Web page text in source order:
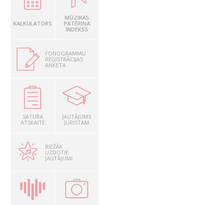
KALKULATORS
MŪZIKAS
PATĒRIŅA
INDEKSS
FONOGRAMMU
REĢISTRĀCIJAS
ANKETA
SATURA
ATSKAITE
JAUTĀJUMS
JURISTAM
BIEŽĀK
UZDOTIE
JAUTĀJUMI